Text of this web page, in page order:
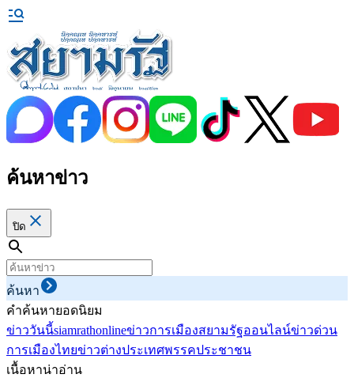
ค้นหาข่าว
ปิด
ค้นหา
คำค้นหายอดนิยม
ข่าววันนี้siamrathonlineข่าวการเมืองสยามรัฐออนไลน์ข่าวด่วน
การเมืองไทยข่าวต่างประเทศพรรคประชาชน
เนื้อหาน่าอ่าน